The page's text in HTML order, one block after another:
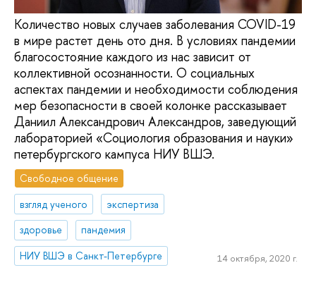
Количество новых случаев заболевания COVID-19
в мире растет день ото дня. В условиях пандемии
благосостояние каждого из нас зависит от
коллективной осознанности. О социальных
аспектах пандемии и необходимости соблюдения
мер безопасности в своей колонке рассказывает
Даниил Александрович Александров, заведующий
лабораторией «Социология образования и науки»
петербургского кампуса НИУ ВШЭ.
Свободное общение
взгляд ученого
экспертиза
здоровье
пандемия
НИУ ВШЭ в Санкт-Петербурге
14 октября, 2020 г.